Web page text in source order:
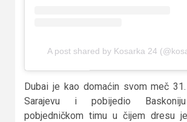
A post shared by Kosarka 24
Dubai je kao domaćin svom meč
Sarajevu i pobijedio
pobjedničkom timu u čijem dresu